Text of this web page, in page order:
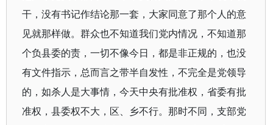
干，没有书记作结论那一套，大家同意了那个人的意
见就那样做。群众也不知道我们党内情况，不知道那
个负县委的责，一切不像今日，都是非正规的，也没
有文件指示，总而言之带半自发性，不完全是党领导
的，如杀人是大事情，今天中央有批准权，省委有批
准权，县委权不大，区、乡不行。那时不同，支部党